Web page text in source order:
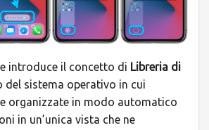
introduce il concetto di Libreria di
del sistema operativo in cui
organizzate in modo automatico
in un’unica vista che ne